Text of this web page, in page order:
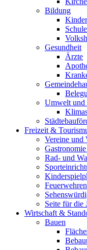
Bildung
Gesundheit
Ärzte
Umwelt und
Freizeit &
Vereine und
Rad- und
Feuerwehren
Seite für die
Wirtschaft &
Bauen